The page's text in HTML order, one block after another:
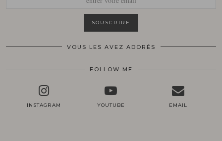
VOUS LES AVEZ ADORÉS
FOLLOW ME
INSTAGRAM YOUTUBE EMAIL